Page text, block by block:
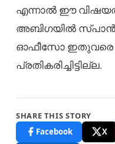
എന്നാൽ ഈ
അബിഗയിൽ
ഓഫീസോ ഇതുവരെ
പ്രതികരിച്ചിട്ടില്ല.
SHARE THIS STORY
Facebook
X